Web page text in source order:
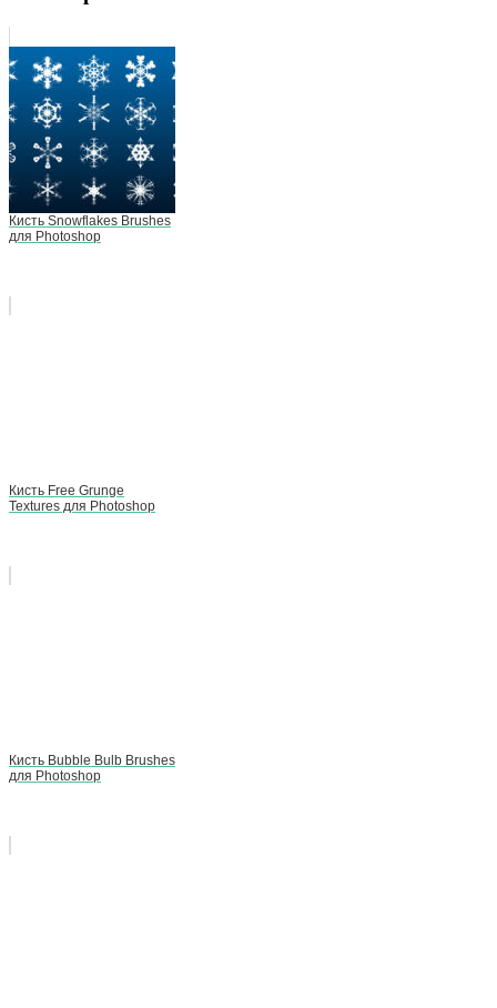
Кисть Snowflakes Brushes
для Photoshop
Кисть Free Grunge
Textures для Photoshop
Кисть Bubble Bulb Brushes
для Photoshop